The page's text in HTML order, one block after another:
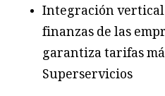
Integración
finanzas de las
garantiza tarifas
Superservicios